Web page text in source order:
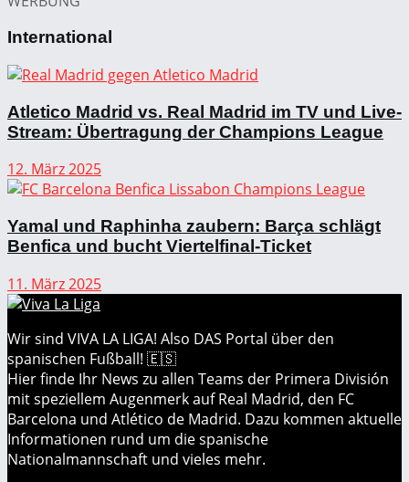
International
Atletico Madrid vs. Real Madrid im TV und Live-
Stream: Übertragung der Champions League
12. März 2025
Yamal und Raphinha zaubern: Barça schlägt
Benfica und bucht Viertelfinal-Ticket
11. März 2025
Wir sind VIVA LA LIGA! Also DAS Portal über den
spanischen Fußball! 🇪🇸
Hier finde Ihr News zu allen Teams der Primera División
mit speziellem Augenmerk auf Real Madrid, den FC
Barcelona und Atlético de Madrid. Dazu kommen aktuelle
Informationen rund um die spanische
Nationalmannschaft und vieles mehr.